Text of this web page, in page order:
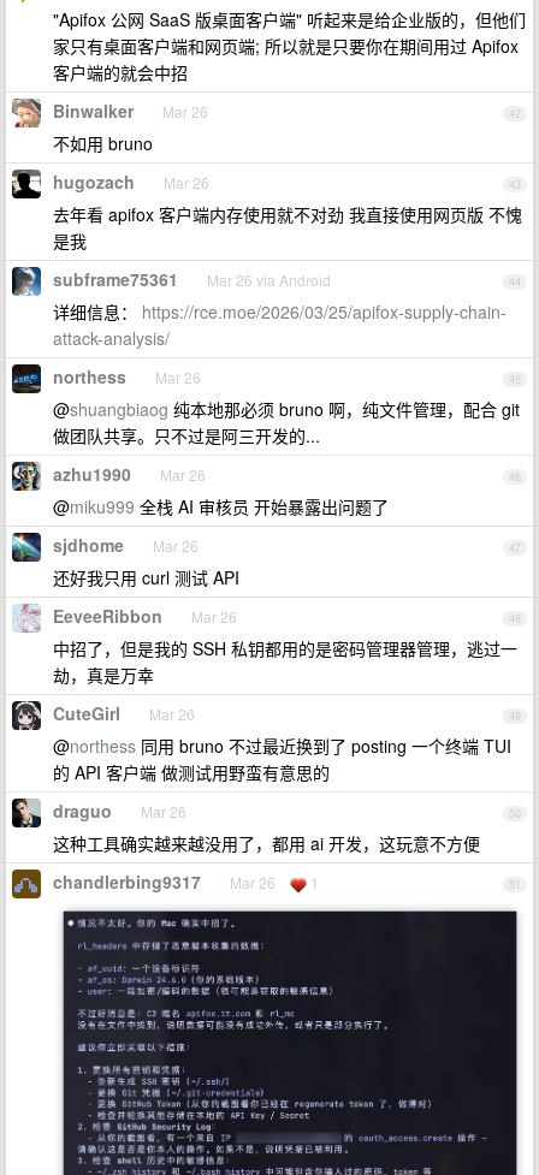
"Apifox 公网 SaaS 版桌面客户端" 听起来是给企业版的，但他们
家只有桌面客户端和网页端; 所以就是只要你在期间用过 Apifox
客户端的就会中招
42
Binwalker Mar 26
不如用 bruno
43
hugozach Mar 26
去年看 apifox 客户端内存使用就不对劲 我直接使用网页版 不愧
是我
44
subframe75361 Mar 26 via Android
详细信息： https://rce.moe/2026/03/25/apifox-supply-chain-
attack-analysis/
45
northess Mar 26
@shuangbiaog 纯本地那必须 bruno 啊，纯文件管理，配合 git
做团队共享。只不过是阿三开发的...
46
azhu1990 Mar 26
@miku999 全栈 AI 审核员 开始暴露出问题了
47
sjdhome Mar 26
还好我只用 curl 测试 API
48
EeveeRibbon Mar 26
中招了，但是我的 SSH 私钥都用的是密码管理器管理，逃过一
劫，真是万幸
49
CuteGirl Mar 26
@northess 同用 bruno 不过最近换到了 posting 一个终端 TUI
的 API 客户端 做测试用野蛮有意思的
50
draguo Mar 26
这种工具确实越来越没用了，都用 ai 开发，这玩意不方便
51
chandlerbing9317 Mar 26 1